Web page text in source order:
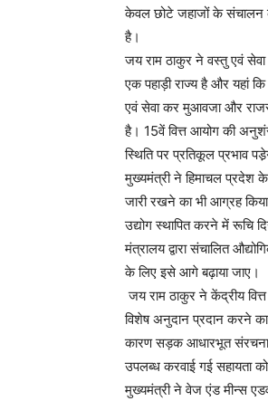
केवल छोटे जहाजों के संचालन के
है।
जय राम ठाकुर ने वस्तु एवं
एक पहाड़ी राज्य है और यहां
एवं सेवा कर मुआवजा और
है। 15वें वित्त आयोग की
स्थिति पर प्रतिकूल प्रभाव
मुख्यमंत्री ने हिमाचल प्रदेश
जारी रखने का भी आग्रह
उद्योग स्थापित करने में रूचि
मंत्रालय द्वारा संचालित
के लिए इसे आगे बढ़ाया जाए।
जय राम ठाकुर ने केंद्रीय
विशेष अनुदान प्रदान करने
कारण सड़क आधारभूत
उपलब्ध करवाई गई सहायता
मुख्यमंत्री ने वेज एंड मीन्स